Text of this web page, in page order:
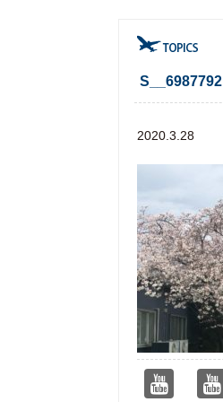
S__6987792
2020.3.28